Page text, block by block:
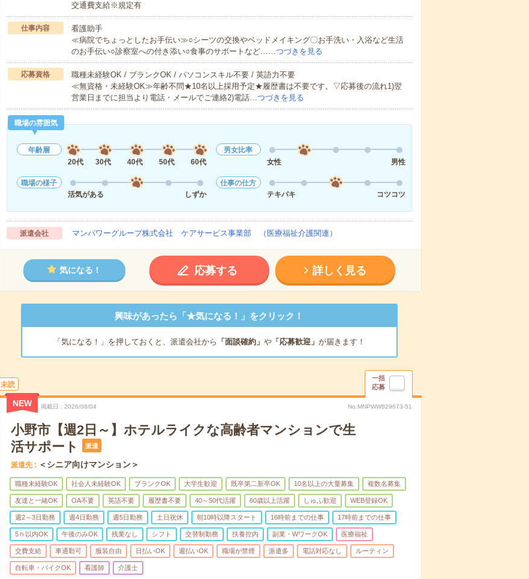
交通費支給※規定有
仕事内容
看護助手
≪病院でちょっとしたお手伝い≫○シーツの交換やベッドメイキング〇お手洗い・入浴など生活
のお手伝い○診察室への付き添い○食事のサポートなど……つづきを見る
応募資格
職種未経験OK / ブランクOK / パソコンスキル不要 / 英語力不要
≪無資格・未経験OK≫年齢不問★10名以上採用予定★履歴書は不要です。▽応募後の流れ1)翌
営業日までに担当より電話・メールでご連絡2)電話…つづきを見る
職場の雰囲気
年齢層
20代
30代 40代 50代 60代
男女比率
女性
男性
職場の様子
活気がある
しずか
仕事の仕方
テキパキ
コツコツ
派遣会社 マンパワーグループ株式会社 ケアサービス事業部 （医療福祉介護関連）
気になる！ 応募する 詳しく見る
興味があったら「★気になる！」をクリック！
「気になる！」を押しておくと、派遣会社から 「面談確約」 や「応募歓迎」 が届きます！
未読
一括
応募
NEW 掲載日 2026/08/04 No.MNPWW829673-51
小野市【週2日～】ホテルライクな高齢者マンションで生
活サポート
派遣
派遣先 ＜シニア向けマンション＞
職種未経験OK 社会人未経験OK ブランクOK 大学生歓迎 既卒第二新卒OK 10名以上の大量募集 複数名募集
友達と一緒OK OA不要 英語不要 履歴書不要 40～50代活躍 60歳以上活躍 しゅふ歓迎 WEB登録OK
週2～3日勤務 週4日勤務 週5日勤務 土日祝休 朝10時以降スタート 16時前までの仕事 17時前までの仕事
5ｈ以内OK 午後のみOK 残業なし シフト 交替制勤務 扶養控内 副業・WワークOK 医療福祉
交費支給 車通勤可 服装自由 日払いOK 週払いOK 職場が禁煙 派遣多 電話対応なし ルーティン
自転車・バイクOK 看護師 介護士